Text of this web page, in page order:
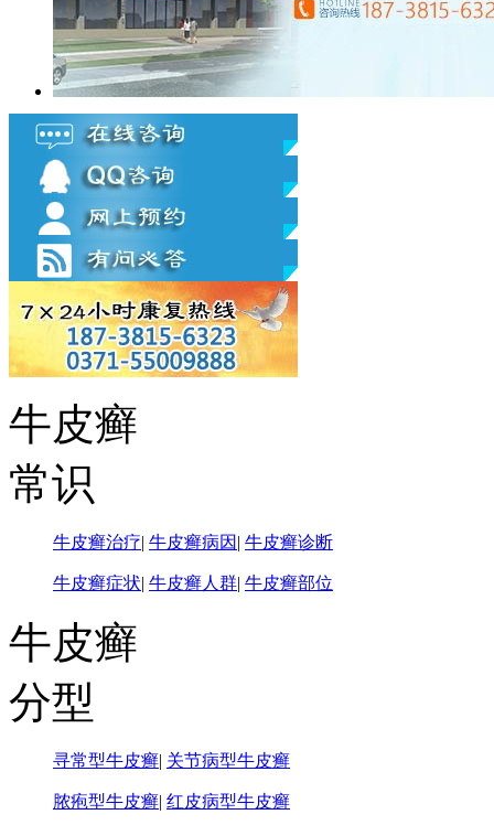
牛皮癣
常识
牛皮癣治疗| 牛皮癣病因 | 牛皮癣诊断
牛皮癣症状| 牛皮癣人群| 牛皮癣部位
牛皮癣
分型
寻常型牛皮癣| 关节病型牛皮癣
脓疱型牛皮癣| 红皮病型牛皮癣